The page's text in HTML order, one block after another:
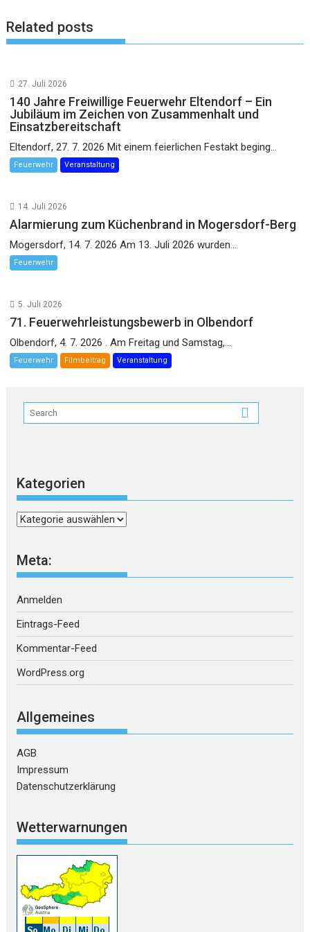
Related posts
27. Juli 2026
140 Jahre Freiwillige Feuerwehr Eltendorf – Ein
Jubiläum im Zeichen von Zusammenhalt und
Einsatzbereitschaft
Eltendorf, 27. 7. 2026 Mit einem feierlichen Festakt beging...
Feuerwehr Veranstaltung
14. Juli 2026
Alarmierung zum Küchenbrand in Mogersdorf-Berg
Mogersdorf, 14. 7. 2026 Am 13. Juli 2026 wurden...
Feuerwehr
5. Juli 2026
71. Feuerwehrleistungsbewerb in Olbendorf
Olbendorf, 4. 7. 2026 . Am Freitag und Samstag,...
Feuerwehr Filmbeitrag Veranstaltung
Kategorien
Kategorien
Meta:
Anmelden
Eintrags-Feed
Kommentar-Feed
WordPress.org
Allgemeines
AGB
Impressum
Datenschutzerklärung
Wetterwarnungen